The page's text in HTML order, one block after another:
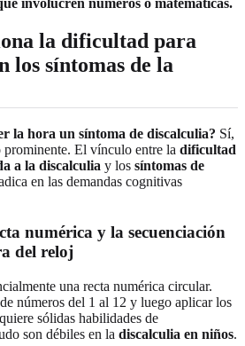
involucren números o matemáticas.
la dificultad para
los síntomas de la
la hora un síntoma de discalculia? Sí,
prominente. El vínculo entre la dificultad
a la discalculia y los síntomas de
en las demandas cognitivas
numérica y la secuenciación
del reloj
una recta numérica circular.
números del 1 al 12 y luego aplicar los
sólidas habilidades de
son débiles en la discalculia en niños.